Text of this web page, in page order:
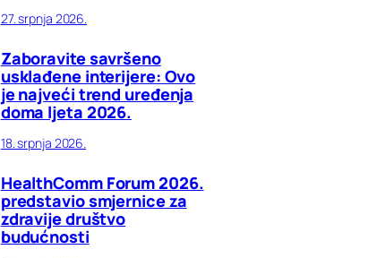
27. srpnja 2026.
Zaboravite savršeno
usklađene interijere: Ovo
je najveći trend uređenja
doma ljeta 2026.
18. srpnja 2026.
HealthComm Forum 2026.
predstavio smjernice za
zdravije društvo
budućnosti